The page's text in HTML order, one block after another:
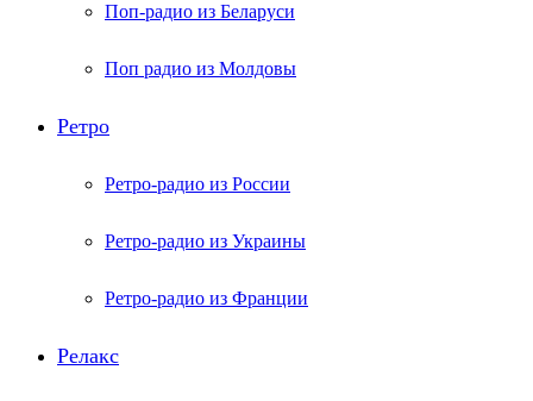
Поп-радио из Беларуси
Поп радио из Молдовы
Ретро
Ретро-радио из России
Ретро-радио из Украины
Ретро-радио из Франции
Релакс